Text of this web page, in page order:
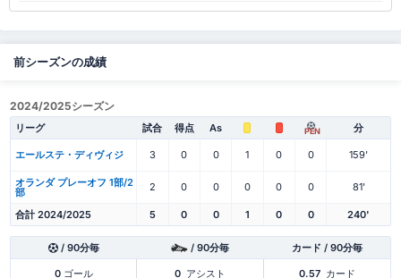
前シーズンの成績
2024/2025シーズン
リーグ 試合 得点 As PEN 分
エールステ・ディヴィジ 3 0 0 1 0 0 159'
オランダ プレーオフ 1部/2
部 2 0 0 0 0 0 81'
合計 2024/2025 5 0 0 1 0 0 240'
/ 90分毎 / 90分毎 カード / 90分毎
0ゴール 0 アシスト 0.57 カード